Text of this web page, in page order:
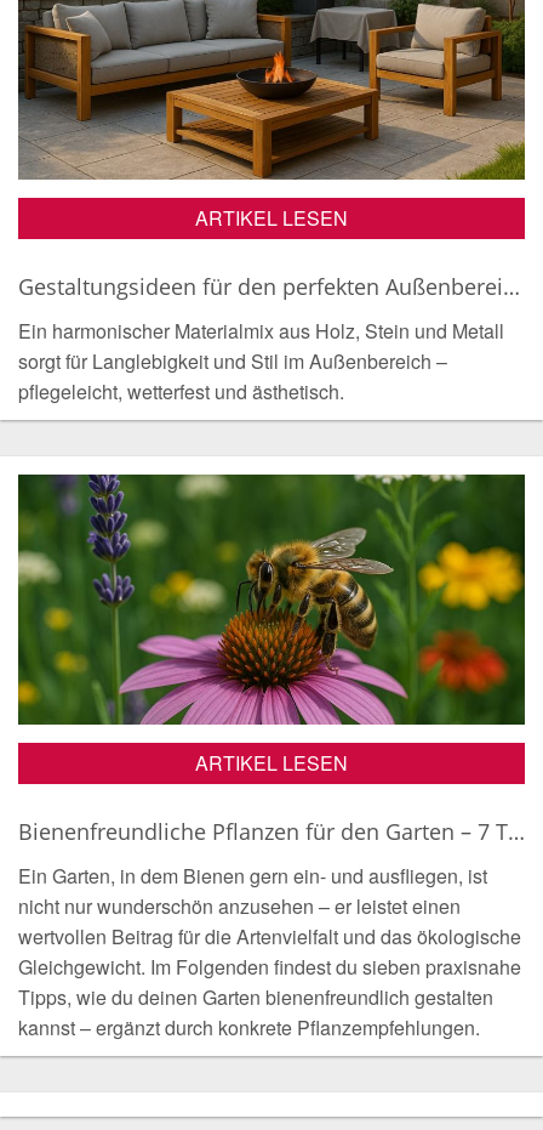
ARTIKEL LESEN
Gestaltungsideen für den perfekten Außenbereich: Tipps und Tricks
Ein harmonischer Materialmix aus Holz, Stein und Metall
sorgt für Langlebigkeit und Stil im Außenbereich –
pflegeleicht, wetterfest und ästhetisch.
ARTIKEL LESEN
Bienenfreundliche Pflanzen für den Garten – 7 Tipps für deinen bienenfreundlichen Garten
Ein Garten, in dem Bienen gern ein- und ausfliegen, ist
nicht nur wunderschön anzusehen – er leistet einen
wertvollen Beitrag für die Artenvielfalt und das ökologische
Gleichgewicht. Im Folgenden findest du sieben praxisnahe
Tipps, wie du deinen Garten bienenfreundlich gestalten
kannst – ergänzt durch konkrete Pflanzempfehlungen.